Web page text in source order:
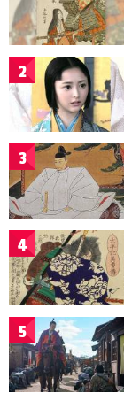
2
3
4
5